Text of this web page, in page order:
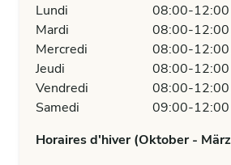
Lundi
08:00-
Mardi
08:00-
Mercredi
08:00-
Jeudi
08:00-
Vendredi
08:00-
Samedi
09:00-12:00
Horaires d'hiver (Oktober -